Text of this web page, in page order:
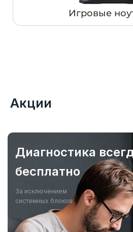
Игровые
Акции
Диагностика
бесплатно
За исключением
системных блоков